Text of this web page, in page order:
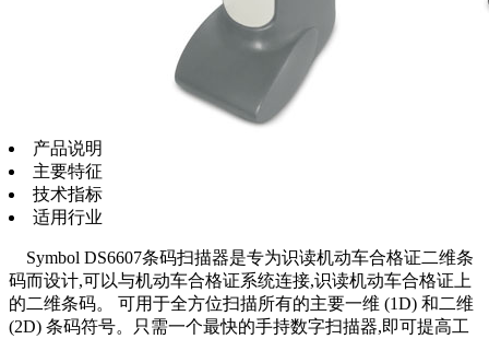
产品说明
主要特征
技术指标
适用行业
Symbol DS6607条码扫描器是专为识读机动车合格证二维条
码而设计,可以与机动车合格证系统连接,识读机动车合格证上
的二维条码。 可用于全方位扫描所有的主要一维 (1D) 和二维
(2D) 条码符号。只需一个最快的手持数字扫描器,即可提高工